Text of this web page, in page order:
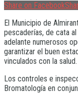
Share on Facebook
El Municipio de
pescaderías, de cata
adelante numerosos
garantizar el buen
vinculados con la salud.
Los controles e
Bromatología en